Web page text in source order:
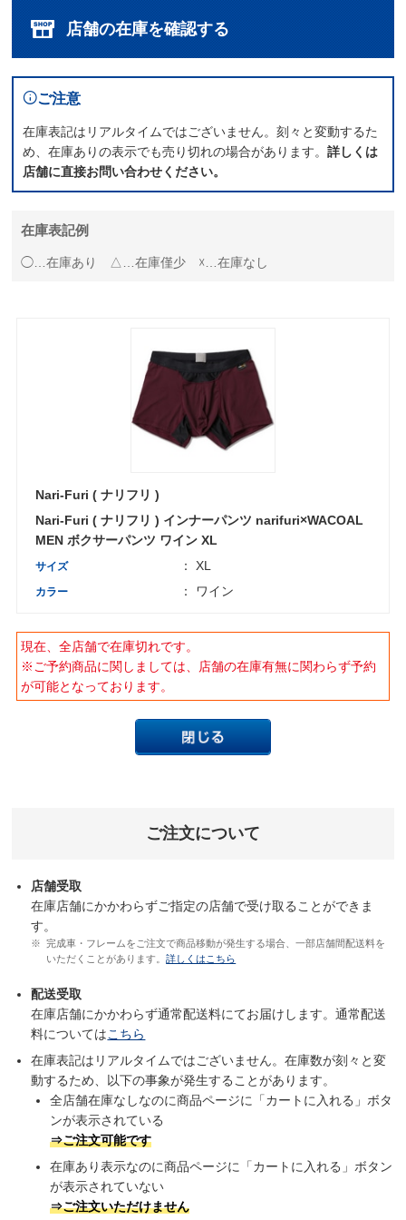
店舗の在庫を確認する
ご注意
在庫表記はリアルタイムではございません。刻々と変動するた
め、在庫ありの表示でも売り切れの場合があります。詳しくは
店舗に直接お問い合わせください。
在庫表記例
◯…在庫あり △…在庫僅少 ☓…在庫なし
Nari-Furi ( ナリフリ )
Nari-Furi ( ナリフリ ) インナーパンツ narifuri×WACOAL
MEN ボクサーパンツ ワイン XL
サイズ ： XL
カラー ： ワイン
現在、全店舗で在庫切れです。
※ご予約商品に関しましては、店舗の在庫有無に関わらず予約
が可能となっております。
ご注文について
店舗受取
在庫店舗にかかわらずご指定の店舗で受け取ることができま
す。
完成車・フレームをご注文で商品移動が発生する場合、一部店舗間配送料を
いただくことがあります。詳しくはこちら
配送受取
在庫店舗にかかわらず通常配送料にてお届けします。通常配送
料についてはこちら
在庫表記はリアルタイムではございません。在庫数が刻々と変
動するため、以下の事象が発生することがあります。
全店舗在庫なしなのに商品ページに「カートに入れる」ボタ
ンが表示されている
⇒ご注文可能です
在庫あり表示なのに商品ページに「カートに入れる」ボタン
が表示されていない
⇒ご注文いただけません